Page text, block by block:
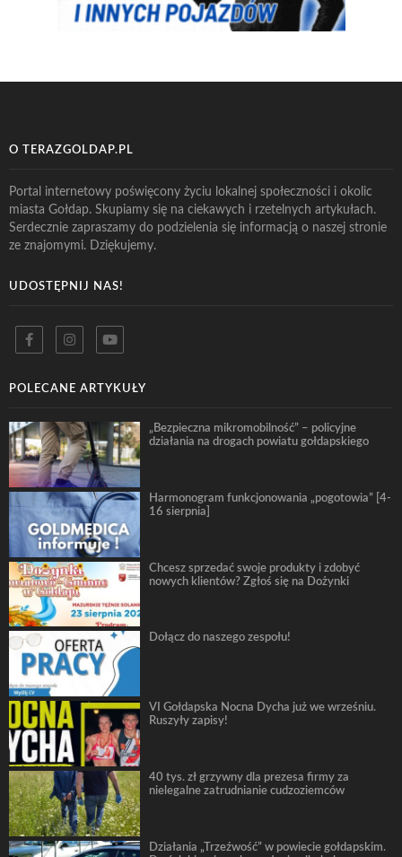
O TERAZGOLDAP.PL
Portal internetowy poświęcony życiu lokalnej społeczności i okolic
miasta Gołdap. Skupiamy się na ciekawych i rzetelnych artykułach.
Serdecznie zapraszamy do podzielenia się informacją o naszej stronie
ze znajomymi. Dziękujemy.
UDOSTĘPNIJ NAS!
POLECANE ARTYKUŁY
„Bezpieczna mikromobilność” – policyjne
działania na drogach powiatu gołdapskiego
Harmonogram funkcjonowania „pogotowia” [4-
16 sierpnia]
Chcesz sprzedać swoje produkty i zdobyć
nowych klientów? Zgłoś się na Dożynki
Dołącz do naszego zespołu!
VI Gołdapska Nocna Dycha już we wrześniu.
Ruszyły zapisy!
40 tys. zł grzywny dla prezesa firmy za
nielegalne zatrudnianie cudzoziemców
Działania „Trzeźwość” w powiecie gołdapskim.